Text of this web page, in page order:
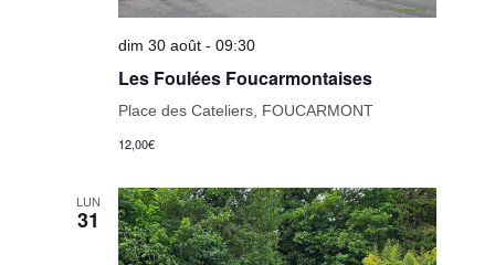
dim 30 août - 09:30
Les Foulées Foucarmontaises
Place des Cateliers, FOUCARMONT
12,00€
LUN
31